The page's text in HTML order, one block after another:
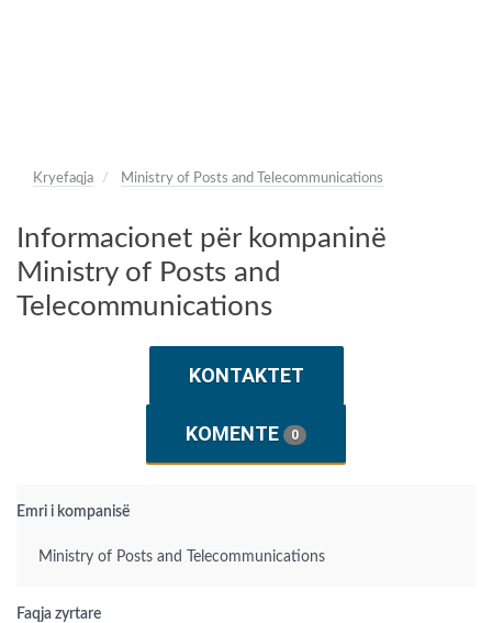
Kryefaqja Ministry of Posts and Telecommunications
Informacionet për kompaninë
Ministry of Posts and
Telecommunications
KONTAKTET
KOMENTE 0
Emri i kompanisë
Ministry of Posts and Telecommunications
Faqja zyrtare